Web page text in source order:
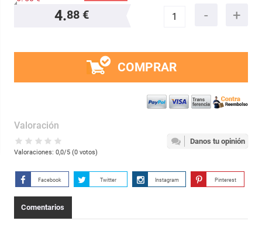
4.88 €
COMPRAR
Danos tu opinión
Valoración
Valoraciones: 0,0/5 (0votos)
Facebook Twitter Instagram Pinterest
Comentarios